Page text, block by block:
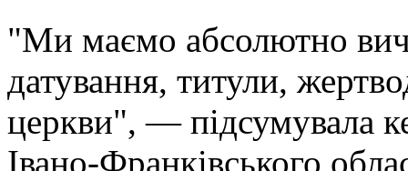
"Ми маємо абсолютно
датування, титули,
церкви", — підсумувала
Івано-Франківського